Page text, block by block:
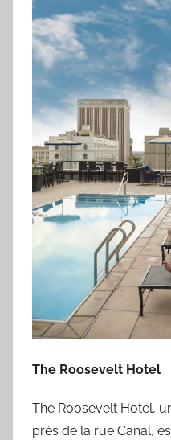
The Roosevelt Hotel
The Roosevelt Hotel,
près de la rue Canal,